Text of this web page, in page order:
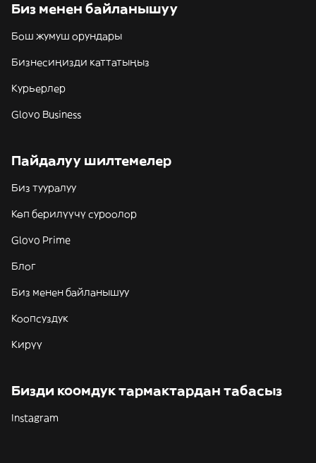
Биз менен байланышуу
Бош жумуш орундары
Бизнесиңизди каттатыңыз
Курьерлер
Glovo Business
Пайдалуу шилтемелер
Биз тууралуу
Көп берилүүчү суроолор
Glovo Prime
Блог
Биз менен байланышуу
Коопсуздук
Кирүү
Бизди коомдук тармактардан табасыз
Instagram